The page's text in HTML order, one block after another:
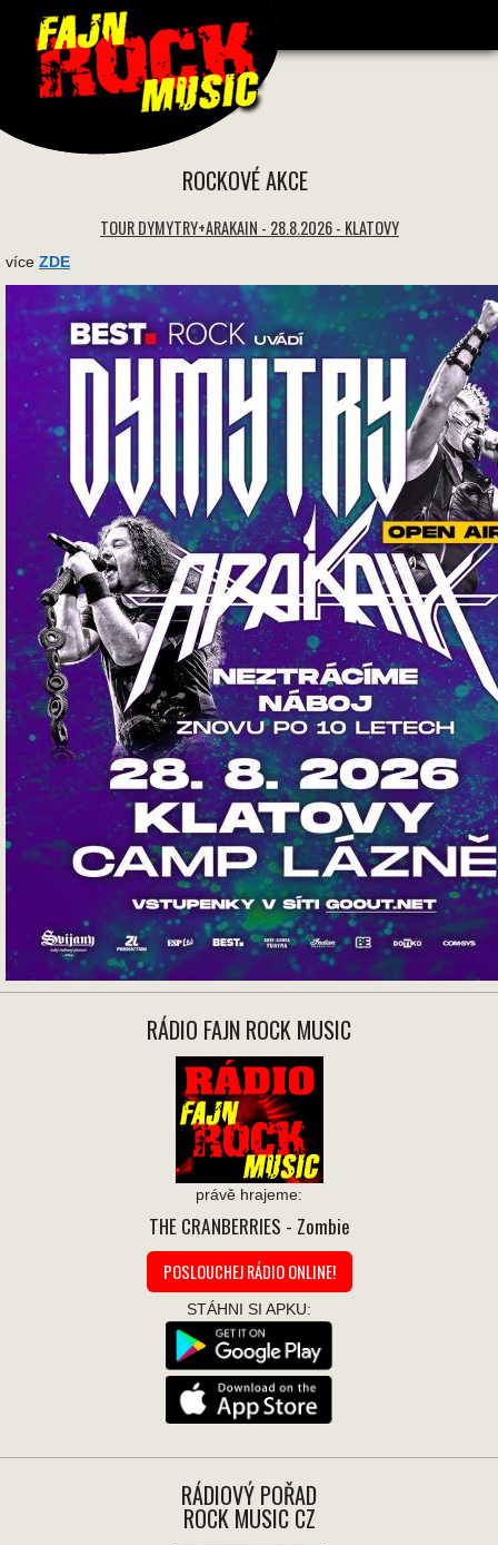
ROCKOVÉ AKCE
TOUR DYMYTRY+ARAKAIN - 28.8.2026 - KLATOVY
více ZDE
RÁDIO FAJN ROCK MUSIC
právě hrajeme:
THE CRANBERRIES - Zombie
POSLOUCHEJ RÁDIO ONLINE!
STÁHNI SI APKU:
RÁDIOVÝ POŘAD
ROCK MUSIC CZ